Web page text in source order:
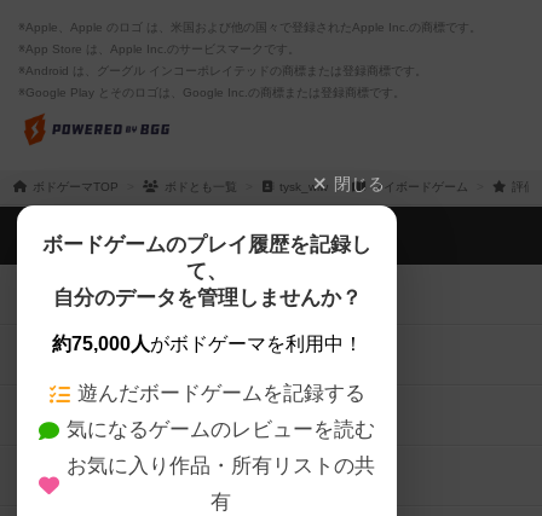
※Apple、Apple のロゴ は、米国および他の国々で登録されたApple Inc.の商標です。
※App Store は、Apple Inc.のサービスマークです。
※Android は、グーグル インコーポレイテッドの商標または登録商標です。
※Google Play とそのロゴは、Google Inc.の商標または登録商標です。
ボドゲーマTOP ボドとも一覧 tysk_wlw マイボードゲーム 評価
閉じる
ボードゲームのプレイ履歴を記録し
て、
自分のデータを管理しませんか？
約75,000人がボドゲーマを利用中！
遊んだボードゲームを記録する
気になるゲームのレビューを読む
お気に入り作品・所有リストの共
有
ボドゲーマTOP
ボードゲームを検索する
ボードゲームの新着レビュー
ボードゲーム会情報
メカニクス特集